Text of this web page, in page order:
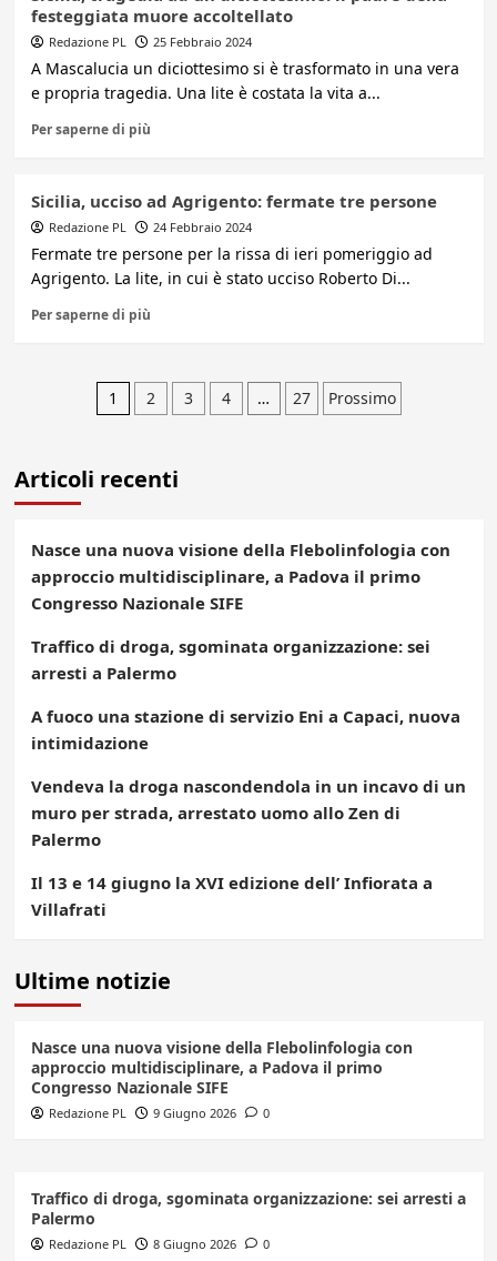
festeggiata muore accoltellato
Redazione PL 25 Febbraio 2024
A Mascalucia un diciottesimo si è trasformato in una vera
e propria tragedia. Una lite è costata la vita a...
Per saperne di più
Sicilia, ucciso ad Agrigento: fermate tre persone
Redazione PL 24 Febbraio 2024
Fermate tre persone per la rissa di ieri pomeriggio ad
Agrigento. La lite, in cui è stato ucciso Roberto Di...
Per saperne di più
Paginazione
articoli
1 2 3 4 … 27 Prossimo
Articoli recenti
Nasce una nuova visione della Flebolinfologia con
approccio multidisciplinare, a Padova il primo
Congresso Nazionale SIFE
Traffico di droga, sgominata organizzazione: sei
arresti a Palermo
A fuoco una stazione di servizio Eni a Capaci, nuova
intimidazione
Vendeva la droga nascondendola in un incavo di un
muro per strada, arrestato uomo allo Zen di
Palermo
Il 13 e 14 giugno la XVI edizione dell’ Infiorata a
Villafrati
Ultime notizie
Nasce una nuova visione della Flebolinfologia con
approccio multidisciplinare, a Padova il primo
Congresso Nazionale SIFE
Redazione PL 9 Giugno 2026 0
Traffico di droga, sgominata organizzazione: sei arresti a
Palermo
Redazione PL 8 Giugno 2026 0